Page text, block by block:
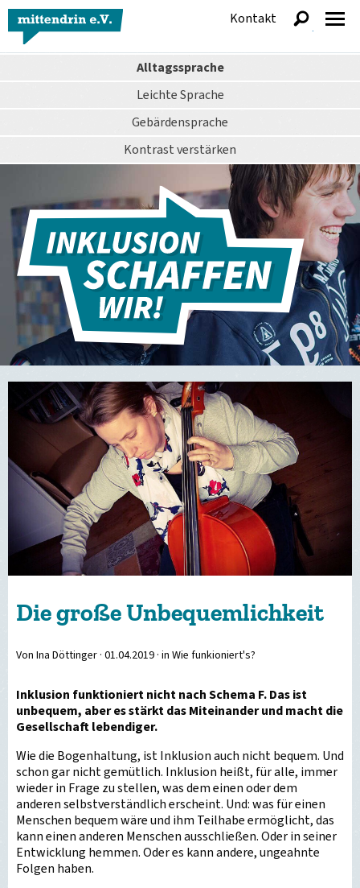
Alltagssprache
Leichte Sprache
Gebärdensprache
Kontrastverstärken
Kontakt
anzeigen
Die große Unbequemlichkeit
Von Ina Döttinger · 01.04.2019 · in Wie funkioniert's?
Inklusion funktioniert nicht nach Schema F. Das ist
unbequem, aber es stärkt das Miteinander und macht die
Gesellschaft lebendiger.
Wie die Bogenhaltung, ist Inklusion auch nicht bequem. Und
schon gar nicht gemütlich. Inklusion heißt, für alle, immer
wieder in Frage zu stellen, was dem einen oder dem
anderen selbstverständlich erscheint. Und: was für einen
Menschen bequem wäre und ihm Teilhabe ermöglicht, das
kann einen anderen Menschen ausschließen. Oder in seiner
Entwicklung hemmen. Oder es kann andere, ungeahnte
Folgen haben.